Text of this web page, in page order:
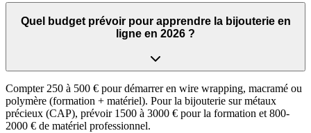
Quel budget prévoir pour apprendre la bijouterie en
ligne en 2026 ?
Compter 250 à 500 € pour démarrer en wire wrapping, macramé ou
polymère (formation + matériel). Pour la bijouterie sur métaux
précieux (CAP), prévoir 1500 à 3000 € pour la formation et 800-
2000 € de matériel professionnel.